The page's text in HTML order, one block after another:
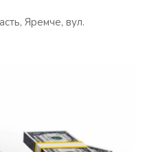
Яремче, вул.